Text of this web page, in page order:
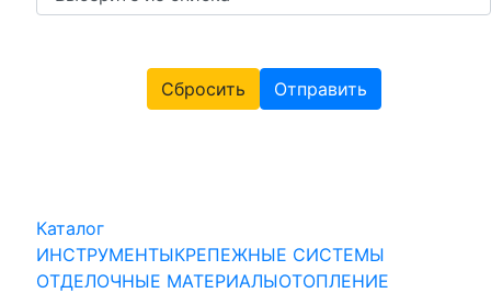
Сбросить Отправить
Каталог
ИНСТРУМЕНТЫКРЕПЕЖНЫЕ СИСТЕМЫ
ОТДЕЛОЧНЫЕ МАТЕРИАЛЫОТОПЛЕНИЕ